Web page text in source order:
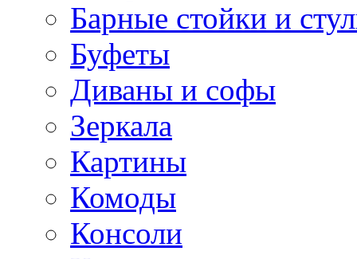
Барные стойки и
Буфеты
Диваны и софы
Зеркала
Картины
Комоды
Консоли